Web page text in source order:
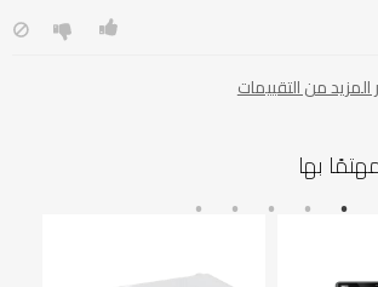
المزيد من التقييمات
بها